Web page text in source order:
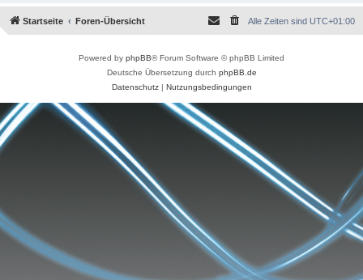
Startseite Foren-Übersicht Alle Zeiten sind UTC+01:00
Powered by phpBB® Forum Software © phpBB Limited
Deutsche Übersetzung durch phpBB.de
Datenschutz| Nutzungsbedingungen